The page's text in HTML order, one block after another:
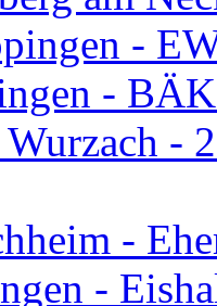
-
-
Wurzach -
-
-